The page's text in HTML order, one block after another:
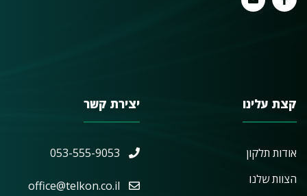
קצת עלינו
אודות תלקון
הצוות שלנו
יצירת קשר
053-555-9053
office@telkon.co.il